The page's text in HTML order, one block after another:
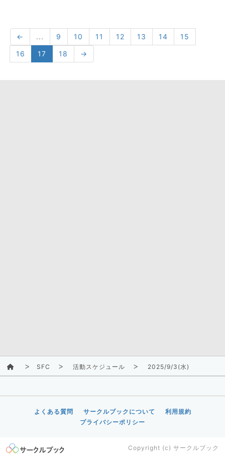
← ... 9 10 11 12 13 14
15
16
17 18 →
SFC 活動スケジュール 2025/9/3(水)
よくある質問 サークルブックについて
利用規約
プライバシーポリシー
Copyright (c) サークルブック